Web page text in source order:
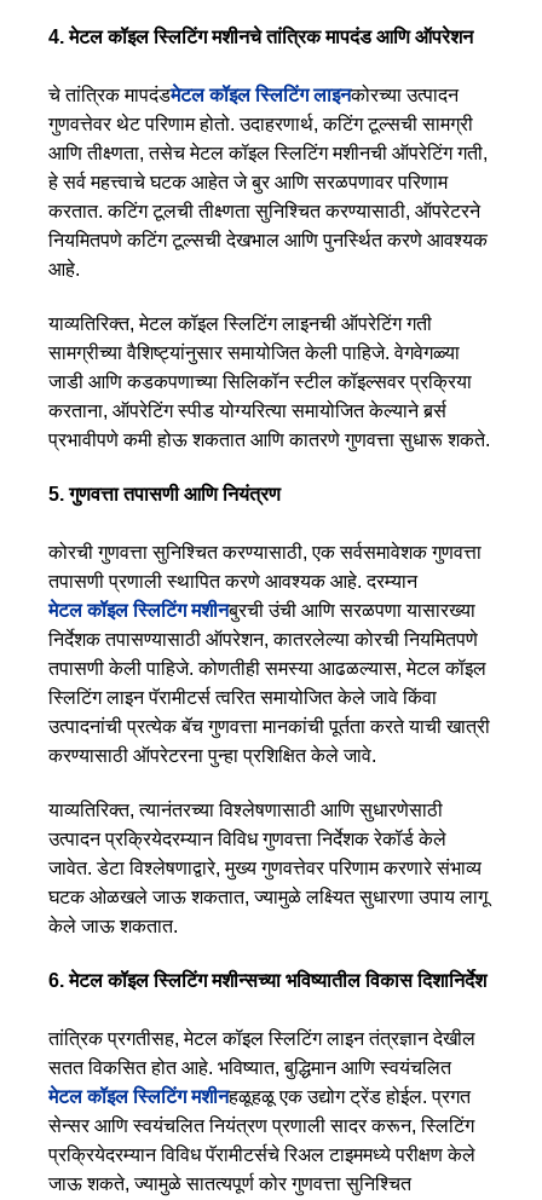
4. मेटल कॉइल स्लिटिंग मशीनचे तांत्रिक मापदंड आणि ऑपरेशन
चे तांत्रिक मापदंडमेटल कॉइल स्लिटिंग लाइनकोरच्या उत्पादन
गुणवत्तेवर थेट परिणाम होतो. उदाहरणार्थ, कटिंग टूल्सची सामग्री
आणि तीक्ष्णता, तसेच मेटल कॉइल स्लिटिंग मशीनची ऑपरेटिंग गती,
हे सर्व महत्त्वाचे घटक आहेत जे बुर आणि सरळपणावर परिणाम
करतात. कटिंग टूलची तीक्ष्णता सुनिश्चित करण्यासाठी, ऑपरेटरने
नियमितपणे कटिंग टूल्सची देखभाल आणि पुनर्स्थित करणे आवश्यक
आहे.
याव्यतिरिक्त, मेटल कॉइल स्लिटिंग लाइनची ऑपरेटिंग गती
सामग्रीच्या वैशिष्ट्यांनुसार समायोजित केली पाहिजे. वेगवेगळ्या
जाडी आणि कडकपणाच्या सिलिकॉन स्टील कॉइल्सवर प्रक्रिया
करताना, ऑपरेटिंग स्पीड योग्यरित्या समायोजित केल्याने बर्र्स
प्रभावीपणे कमी होऊ शकतात आणि कातरणे गुणवत्ता सुधारू शकते.
5. गुणवत्ता तपासणी आणि नियंत्रण
कोरची गुणवत्ता सुनिश्चित करण्यासाठी, एक सर्वसमावेशक गुणवत्ता
तपासणी प्रणाली स्थापित करणे आवश्यक आहे. दरम्यान
मेटल कॉइल स्लिटिंग मशीनबुरची उंची आणि सरळपणा यासारख्या
निर्देशक तपासण्यासाठी ऑपरेशन, कातरलेल्या कोरची नियमितपणे
तपासणी केली पाहिजे. कोणतीही समस्या आढळल्यास, मेटल कॉइल
स्लिटिंग लाइन पॅरामीटर्स त्वरित समायोजित केले जावे किंवा
उत्पादनांची प्रत्येक बॅच गुणवत्ता मानकांची पूर्तता करते याची खात्री
करण्यासाठी ऑपरेटरना पुन्हा प्रशिक्षित केले जावे.
याव्यतिरिक्त, त्यानंतरच्या विश्लेषणासाठी आणि सुधारणेसाठी
उत्पादन प्रक्रियेदरम्यान विविध गुणवत्ता निर्देशक रेकॉर्ड केले
जावेत. डेटा विश्लेषणाद्वारे, मुख्य गुणवत्तेवर परिणाम करणारे संभाव्य
घटक ओळखले जाऊ शकतात, ज्यामुळे लक्ष्यित सुधारणा उपाय लागू
केले जाऊ शकतात.
6. मेटल कॉइल स्लिटिंग मशीन्सच्या भविष्यातील विकास दिशानिर्देश
तांत्रिक प्रगतीसह, मेटल कॉइल स्लिटिंग लाइन तंत्रज्ञान देखील
सतत विकसित होत आहे. भविष्यात, बुद्धिमान आणि स्वयंचलित
मेटल कॉइल स्लिटिंग मशीनहळूहळू एक उद्योग ट्रेंड होईल. प्रगत
सेन्सर आणि स्वयंचलित नियंत्रण प्रणाली सादर करून, स्लिटिंग
प्रक्रियेदरम्यान विविध पॅरामीटर्सचे रिअल टाइममध्ये परीक्षण केले
जाऊ शकते, ज्यामुळे सातत्यपूर्ण कोर गुणवत्ता सुनिश्चित